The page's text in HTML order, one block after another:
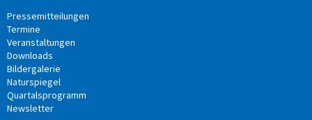
Pressemitteilungen
Termine
Veranstaltungen
Downloads
Bildergalerie
Naturspiegel
Quartalsprogramm
Newsletter